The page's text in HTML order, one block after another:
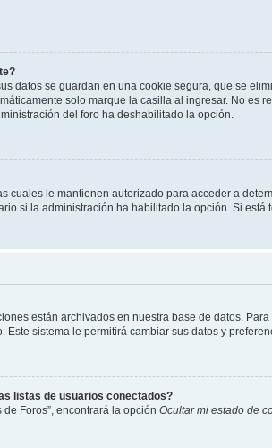
datos se guardan en una cookie segura, que se
solo marque la casilla al ingresar. No es
del foro ha deshabilitado la opción.
cuales le mantienen autorizado para acceder a
si la administración ha habilitado la opción. Si
están archivados en nuestra base de datos.
sistema le permitirá cambiar sus datos y
listas de usuarios conectados?
Foros”, encontrará la opción Ocultar mi estado de